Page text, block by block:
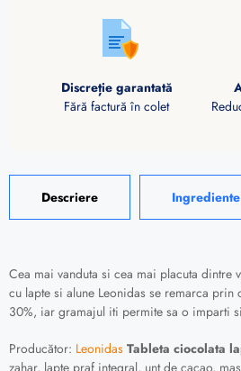
Discreție garantată
Fără factură în colet
Descriere Ingrediente
Cea mai vanduta si cea mai placuta dintre
cu lapte si alune Leonidas se remarca prin
30%, iar gramajul iti permite sa o imparti
Producător: Leonidas Tableta ciocolata
zahar, lapte praf integral, unt de cacao,